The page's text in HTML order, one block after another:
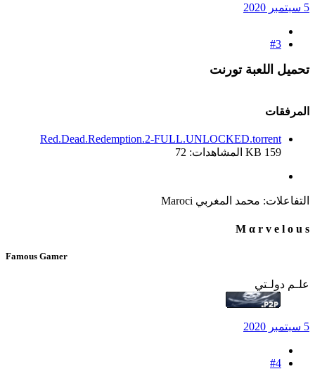
5 سبتمبر 2020
#3
تحميل اللعبة تورنت
المرفقات
Red.Dead.Redemption.2-FULL.UNLOCKED.torrent
159 KB
المشاهدات: 72
التفاعلات: محمد المغربي Maroci
M α r v e l o u s
Famous Gamer
علـم دولـتي
5 سبتمبر 2020
#4